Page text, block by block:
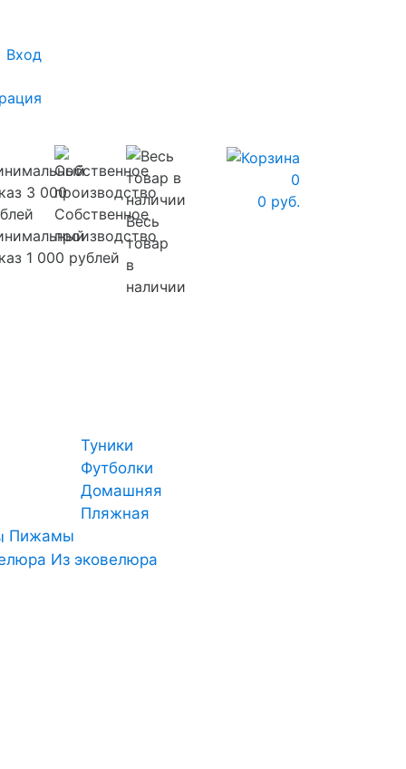
Вход
1 000 рублей
Собственное
производство
Весь
товар
в
наличии
0
0 руб.
Туники
Футболки
Домашняя
Пляжная
Пижамы
Из эковелюра